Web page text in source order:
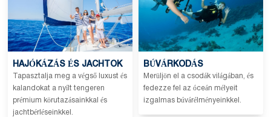
HAJÓKÁZÁS ÉS JACHTOK
Tapasztalja meg a végső luxust és
kalandokat a nyílt tengeren
prémium körutazásainkkal és
jachtbérléseinkkel.
BÚVÁRKODÁS
Merüljön el a csodák világában, és
fedezze fel az óceán mélyeit
izgalmas búvárélményeinkkel.